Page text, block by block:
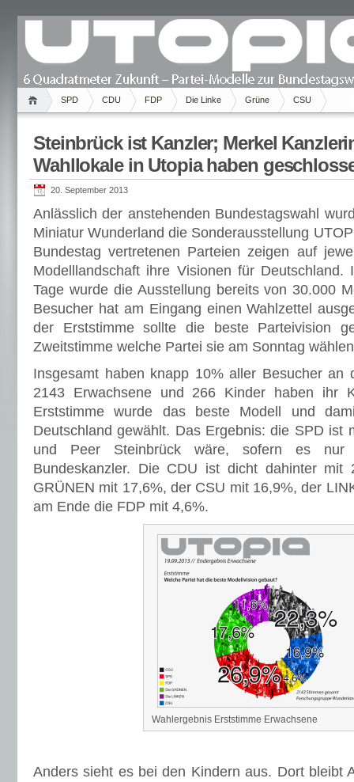
SPD CDU FDP Die Linke Grüne CSU
Steinbrück ist Kanzler; Merkel
Wahllokale in Utopia haben
20. September 2013
Anlässlich der anstehenden Bundestagswahl
Miniatur Wunderland die Sonderausstellung
Bundestag vertretenen Parteien zeigen auf
Modelllandschaft ihre Visionen für Deutschland.
Tage wurde die Ausstellung bereits von 30.000
Besucher hat am Eingang einen Wahlzettel
der Erststimme sollte die beste Parteivision
Zweitstimme welche Partei sie am Sonntag
Insgesamt haben knapp 10% aller Besucher an
2143 Erwachsene und 266 Kinder haben ihr
Erststimme wurde das beste Modell und
Deutschland gewählt. Das Ergebnis: die SPD ist
und Peer Steinbrück wäre, sofern es
Bundeskanzler. Die CDU ist dicht dahinter mit
GRÜNEN mit 17,6%, der CSU mit 16,9%, der
am Ende die FDP mit 4,6%.
Wahlergebnis Erststimme Erwachsene
Anders sieht es bei den Kindern aus. Dort bleibt